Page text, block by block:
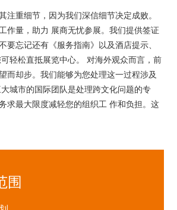
重细节，因为我们深信细节决定成败。
作量，助力 展商无忧参展。我们提供签证
要忘记还有《服务指南》以及酒店提示、
轻松直抵展览中心。 对海外观众而言，前
而却步。我们能够为您处理这一过程涉及
城市的国际团队是处理跨文化问题的专
求最大限度减轻您的组织工 作和负担。这
围